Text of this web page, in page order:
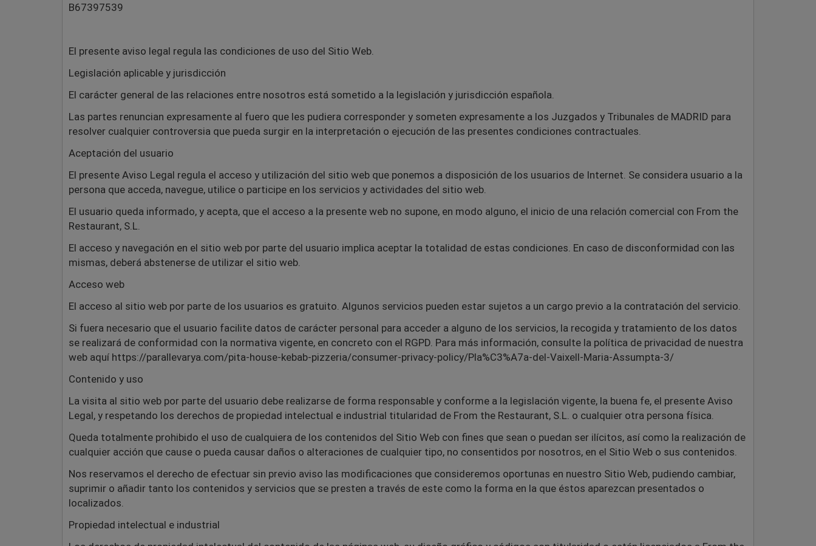
B67397539
El presente aviso legal regula las condiciones de uso del Sitio Web.
Legislación aplicable y jurisdicción
El carácter general de las relaciones entre nosotros está sometido a la legislación y jurisdicción española.
Las partes renuncian expresamente al fuero que les pudiera corresponder y someten expresamente a los Juzgados y Tribunales de MADRID para
resolver cualquier controversia que pueda surgir en la interpretación o ejecución de las presentes condiciones contractuales.
Aceptación del usuario
El presente Aviso Legal regula el acceso y utilización del sitio web que ponemos a disposición de los usuarios de Internet. Se considera usuario a la
persona que acceda, navegue, utilice o participe en los servicios y actividades del sitio web.
El usuario queda informado, y acepta, que el acceso a la presente web no supone, en modo alguno, el inicio de una relación comercial con From the
Restaurant, S.L.
El acceso y navegación en el sitio web por parte del usuario implica aceptar la totalidad de estas condiciones. En caso de disconformidad con las
mismas, deberá abstenerse de utilizar el sitio web.
Acceso web
El acceso al sitio web por parte de los usuarios es gratuito. Algunos servicios pueden estar sujetos a un cargo previo a la contratación del servicio.
Si fuera necesario que el usuario facilite datos de carácter personal para acceder a alguno de los servicios, la recogida y tratamiento de los datos
se realizará de conformidad con la normativa vigente, en concreto con el RGPD. Para más información, consulte la política de privacidad de nuestra
web aquí https://parallevarya.com/pita-house-kebab-pizzeria/consumer-privacy-policy/Pla%C3%A7a-del-Vaixell-Maria-Assumpta-3/
Contenido y uso
La visita al sitio web por parte del usuario debe realizarse de forma responsable y conforme a la legislación vigente, la buena fe, el presente Aviso
Legal, y respetando los derechos de propiedad intelectual e industrial titularidad de From the Restaurant, S.L. o cualquier otra persona física.
Queda totalmente prohibido el uso de cualquiera de los contenidos del Sitio Web con fines que sean o puedan ser ilícitos, así como la realización de
cualquier acción que cause o pueda causar daños o alteraciones de cualquier tipo, no consentidos por nosotros, en el Sitio Web o sus contenidos.
Nos reservamos el derecho de efectuar sin previo aviso las modificaciones que consideremos oportunas en nuestro Sitio Web, pudiendo cambiar,
suprimir o añadir tanto los contenidos y servicios que se presten a través de este como la forma en la que éstos aparezcan presentados o
localizados.
Propiedad intelectual e industrial